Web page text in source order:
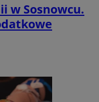
w Sosnowcu.